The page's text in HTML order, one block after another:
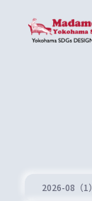
2026-08（1）